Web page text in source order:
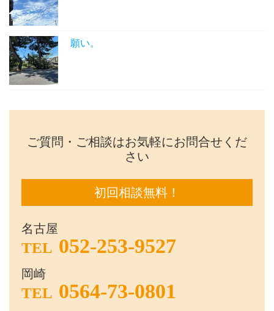
願い。
ご質問・ご相談はお気軽にお問合せくだ
さい
初回相談無料！
名古屋
TEL 052-253-9527
岡崎
TEL 0564-73-0801